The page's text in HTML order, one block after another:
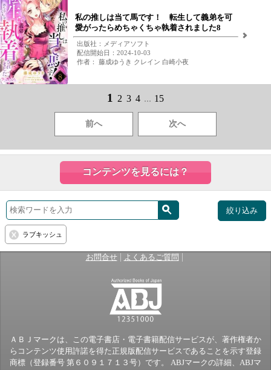
私の推しは当て馬です！ 転生して義弟を可
愛がったらめちゃくちゃ執着されました8
出版社：メディアソフト
配信開始日：2024-10-03
作者： 藤成ゆうき クレイン 白崎小夜
1 2 3 4 ... 15
前へ 次へ
コンテンツを見るには？
絞り込み
ラブキッシュ
お問合せ| よくあるご質問 |
ＡＢＪマークは、この電子書店・電子書籍配信サービスが、著作権者か
らコンテンツ使用許諾を得た正規版配信サービスであることを示す登録
商標（登録番号 第６０９１７１３号）です。 ABJマークの詳細、ABJマ